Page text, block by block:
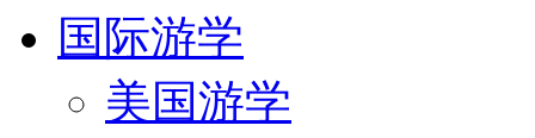
国际游学
美国游学